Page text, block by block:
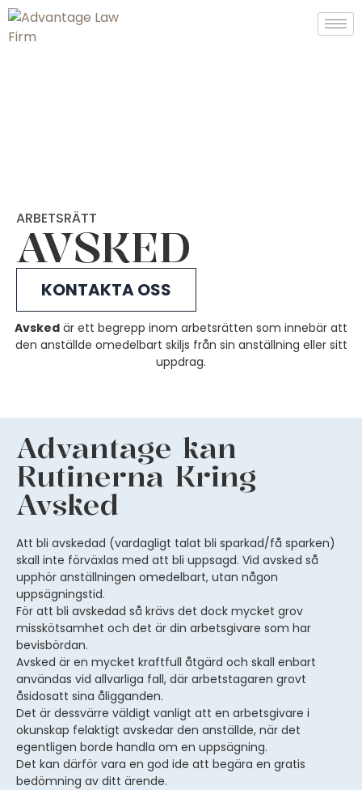
ARBETSRÄTT
AVSKED
KONTAKTA OSS
Avsked är ett begrepp inom arbetsrätten som innebär att
den anställde omedelbart skiljs från sin anställning eller sitt
uppdrag.
Advantage kan
Rutinerna Kring
Avsked
Att bli avskedad (vardagligt talat bli sparkad/få sparken)
skall inte förväxlas med att bli uppsagd. Vid avsked så
upphör anställningen omedelbart, utan någon
uppsägningstid.
För att bli avskedad så krävs det dock mycket grov
misskötsamhet och det är din arbetsgivare som har
bevisbördan.
Avsked är en mycket kraftfull åtgärd och skall enbart
användas vid allvarliga fall, där arbetstagaren grovt
åsidosatt sina åligganden.
Det är dessvärre väldigt vanligt att en arbetsgivare i
okunskap felaktigt avskedar den anställde, när det
egentligen borde handla om en uppsägning.
Det kan därför vara en god ide att begära en gratis
bedömning av ditt ärende.